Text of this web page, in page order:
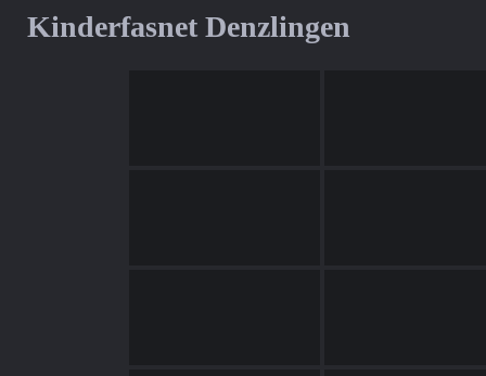
Kinderfasnet Denzlingen